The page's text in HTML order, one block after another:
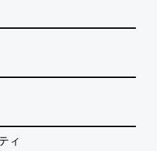
ィ